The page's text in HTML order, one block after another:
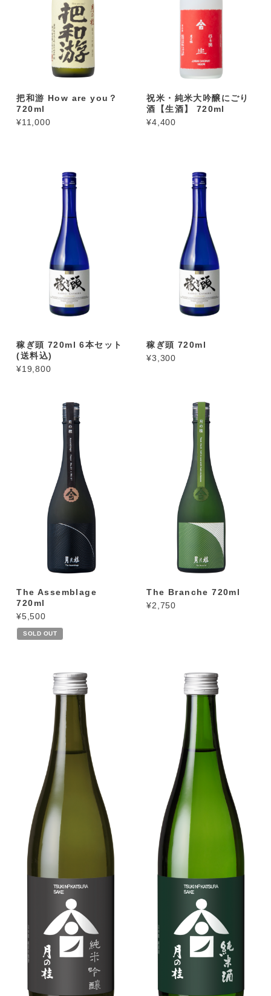
把和游 How are you？
720ml
¥11,000
祝米・純米大吟醸にごり
酒【生酒】 720ml
¥4,400
稼ぎ頭 720ml 6本セット
(送料込)
¥19,800
稼ぎ頭 720ml
¥3,300
The Assemblage
720ml
¥5,500
SOLD OUT
The Branche 720ml
¥2,750